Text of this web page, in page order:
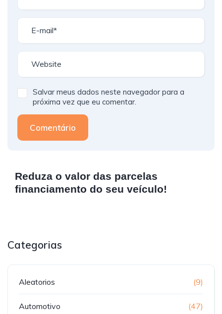
Salvar meus dados neste navegador para a
próxima vez que eu comentar.
Comentário
Reduza o valor das parcelas
financiamento do seu veículo!
Categorias
Aleatorios (9)
Automotivo (47)